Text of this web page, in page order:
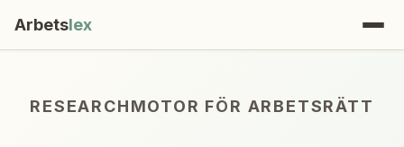
Arbetslex
RESEARCHMOTOR FÖR ARBETSRÄTT